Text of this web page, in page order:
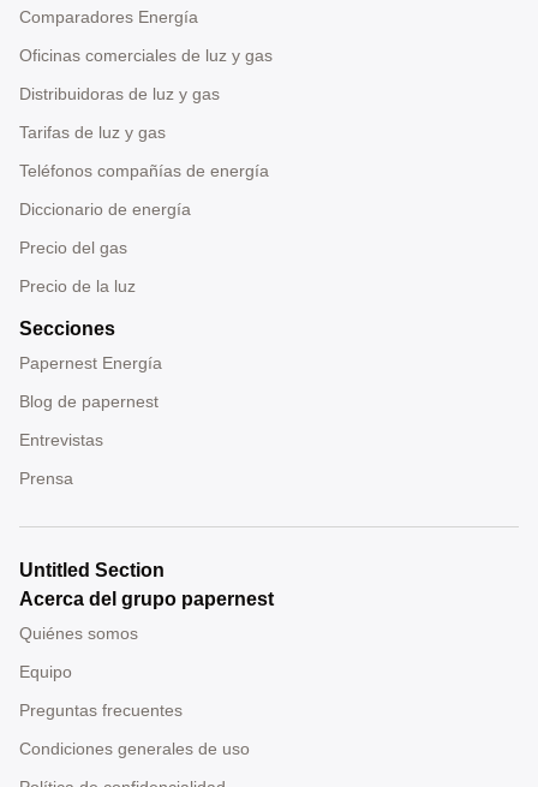
Comparadores Energía
Oficinas comerciales de luz y gas
Distribuidoras de luz y gas
Tarifas de luz y gas
Teléfonos compañías de energía
Diccionario de energía
Precio del gas
Precio de la luz
Secciones
Papernest Energía
Blog de papernest
Entrevistas
Prensa
Untitled Section
Acerca del grupo papernest
Quiénes somos
Equipo
Preguntas frecuentes
Condiciones generales de uso